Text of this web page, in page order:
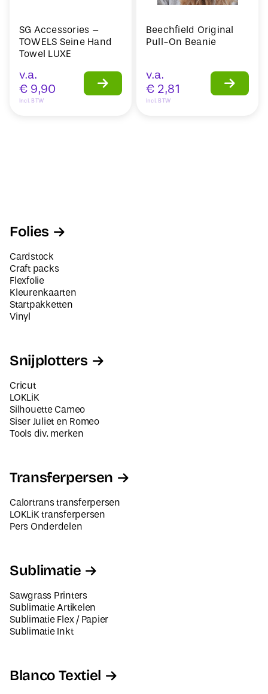
SG Accessories –
TOWELS Seine Hand
Towel LUXE
v.a.
€ 9,90
Incl. BTW
Beechfield Original
Pull-On Beanie
v.a.
€ 2,81
Incl. BTW
Folies
Cardstock
Craft packs
Flexfolie
Kleurenkaarten
Startpakketten
Vinyl
Snijplotters
Cricut
LOKLiK
Silhouette Cameo
Siser Juliet en Romeo
Tools div. merken
Transferpersen
Calortrans transferpersen
LOKLiK transferpersen
Pers Onderdelen
Sublimatie
Sawgrass Printers
Sublimatie Artikelen
Sublimatie Flex / Papier
Sublimatie Inkt
Blanco Textiel